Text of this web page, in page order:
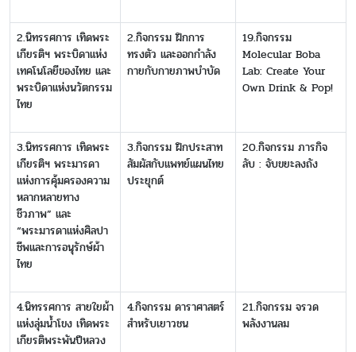
2.นิทรรศการ เทิดพระ
เกียรติฯ พระบิดาแห่ง
เทคโนโลยีของไทย และ
พระบิดาแห่งนวัตกรรม
ไทย
2.กิจกรรม ฝึกการ
ทรงตัว และออกกำลัง
กายกับกายภาพบำบัด
19.กิจกรรม
Molecular Boba
Lab: Create Your
Own Drink & Pop!
3.นิทรรศการ เทิดพระ
เกียรติฯ พระมารดา
แห่งการคุ้มครองความ
หลากหลายทาง
ชีวภาพ” และ
“พระมารดาแห่งศิลปา
ชีพและการอนุรักษ์ผ้า
ไทย
3.กิจกรรม ฝึกประสาท
สัมผัสกับแพทย์แผนไทย
ประยุกต์
20.กิจกรรม ภารกิจ
ลับ : จับขยะลงถัง
4.นิทรรศการ สายใยผ้า
แห่งลุ่มน้ำโขง เทิดพระ
เกียรติพระพันปีหลวง
4.กิจกรรม ดาราศาสตร์
สำหรับเยาวชน
21.กิจกรรม จรวด
พลังงานลม